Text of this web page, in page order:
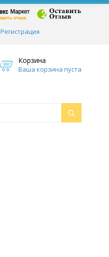
Регистрация
Корзина
Ваша корзина пуста